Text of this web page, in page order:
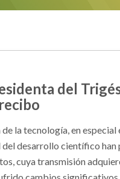
del
la tecnología, en
desarrollo científico
cuya transmisión